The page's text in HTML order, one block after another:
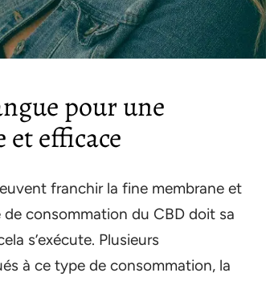
pour une
efficace
franchir la fine membrane et
consommation du CBD doit sa
s’exécute. Plusieurs
à ce type de consommation, la